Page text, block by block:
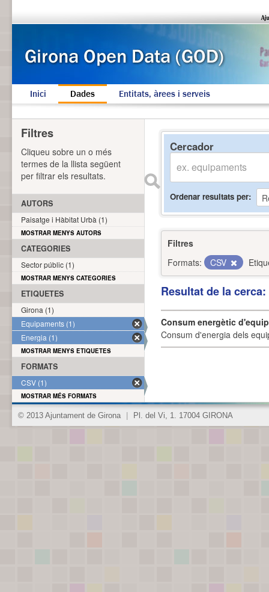
Inici Dades Entitats, àrees i serveis
Cercador
Ordenar resultats per
Filtres
Formats:
CSV
Resultat de la
Consum energètic
Consum d'energia dels
Filtres
Cliqueu sobre un o més
termes de la llista següent
per filtrar els resultats.
AUTORS
Paisatge i Hàbitat Urbà (1)
MOSTRAR MENYS AUTORS
CATEGORIES
Sector públic (1)
MOSTRAR MENYS CATEGORIES
ETIQUETES
Girona (1)
Equipaments (1)
Energia (1)
MOSTRAR MENYS ETIQUETES
FORMATS
CSV (1)
MOSTRAR MÉS FORMATS
© 2013 Ajuntament de Girona Pl. del Vi, 1. 17004 GIRONA